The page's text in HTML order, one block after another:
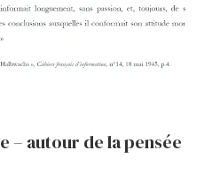
– autour de la pensée